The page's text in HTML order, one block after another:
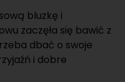
bluzkę i
zaczęła się bawić z
dbać o swoje
i dobre